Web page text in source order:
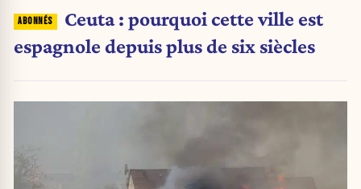
Ceuta : pourquoi cette ville est
espagnole depuis plus de six siècles